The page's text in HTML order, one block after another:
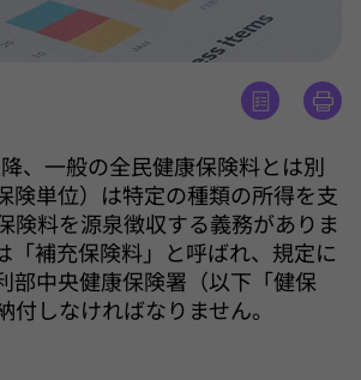
、一般の全民健康保険料とは別
険単位）は特定の種類の所得を支
険料を源泉徴収する義務がありま
「補充保険料」と呼ばれ、規定に
部中央健康保険署（以下「健保
付しなければなりません。